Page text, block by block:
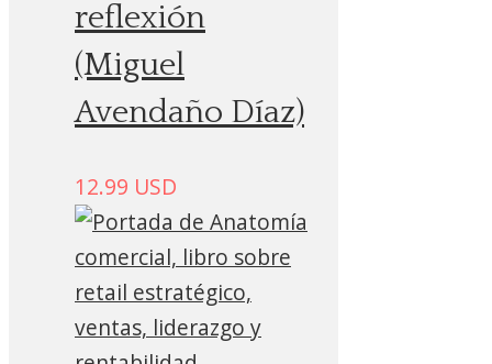
reflexión
(Miguel
Avendaño Díaz)
12.99 USD